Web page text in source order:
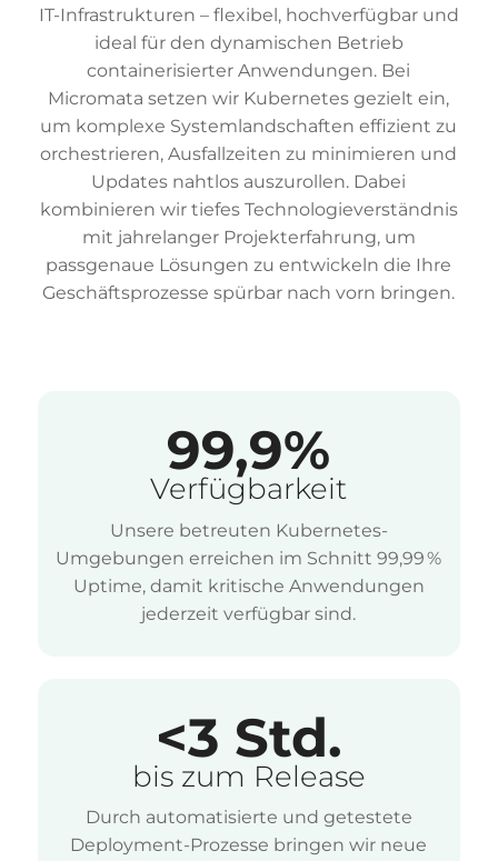
IT-Infrastrukturen – flexibel, hochverfügbar und
ideal für den dynamischen Betrieb
containerisierter Anwendungen. Bei
Micromata setzen wir Kubernetes gezielt ein,
um komplexe Systemlandschaften effizient zu
orchestrieren, Ausfallzeiten zu minimieren und
Updates nahtlos auszurollen. Dabei
kombinieren wir tiefes Technologieverständnis
mit jahrelanger Projekterfahrung, um
passgenaue Lösungen zu entwickeln die Ihre
Geschäftsprozesse spürbar nach vorn bringen.
99,9%
Verfügbarkeit
Unsere betreuten Kubernetes-
Umgebungen erreichen im Schnitt 99,99 %
Uptime, damit kritische Anwendungen
jederzeit verfügbar sind.
<3 Std.
bis zum Release
Durch automatisierte und getestete
Deployment-Prozesse bringen wir neue